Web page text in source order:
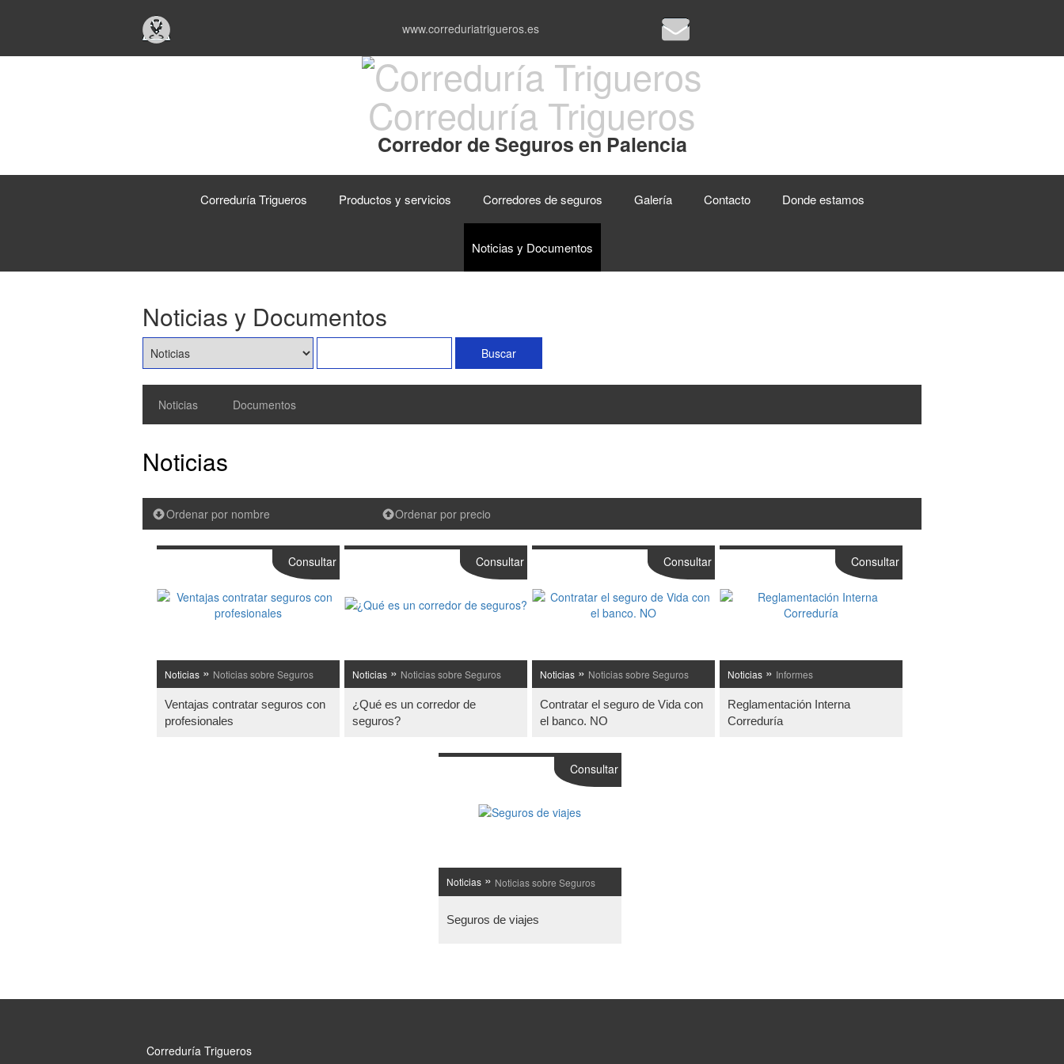
www.correduriatrigueros.es
Correduría Trigueros
Corredor de Seguros en Palencia
Correduría Trigueros Productos y servicios Corredores de seguros Galería Contacto Donde estamos
Noticias y Documentos
Noticias y Documentos
Noticias Documentos
Noticias
Ordenar por nombre Ordenar por precio
Noticias » Noticias sobre Seguros
Ventajas contratar seguros con
profesionales
Consultar
Noticias » Noticias sobre Seguros
¿Qué es un corredor de
seguros?
Consultar
Noticias » Noticias sobre Seguros
Contratar el seguro de Vida con
el banco. NO
Consultar
Noticias » Informes
Reglamentación Interna
Correduría
Consultar
Noticias» Noticias sobre Seguros
Seguros de viajes
Consultar
Correduría Trigueros